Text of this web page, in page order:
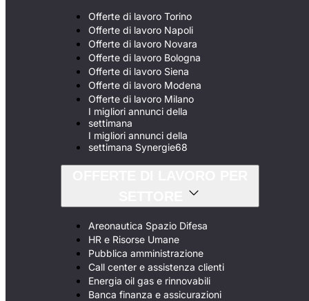
Offerte di lavoro Torino
Offerte di lavoro Napoli
Offerte di lavoro Novara
Offerte di lavoro Bologna
Offerte di lavoro Siena
Offerte di lavoro Modena
Offerte di lavoro Milano
I migliori annunci della
settimana
I migliori annunci della
settimana Synergie68
Areonautica Spazio Difesa
HR e Risorse Umane
Pubblica amministrazione
Call center e assistenza clienti
Energia oil gas e rinnovabili
Banca finanza e assicurazioni